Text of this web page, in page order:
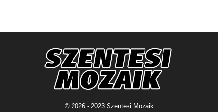
© 2026 - 2023 Szentesi Mozaik